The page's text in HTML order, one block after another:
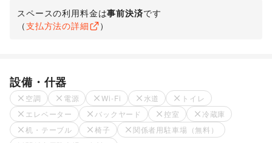
スペースの利用料金は事前決済です
（支払方法の詳細 ）
設備・什器
空調 電源 Wi-Fi 水道
トイレ
エレベーター
バックヤード 控室
冷蔵庫
机・テーブル
椅子
関係者用駐車場（無料）